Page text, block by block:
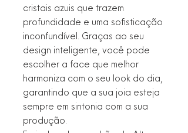
cristais azuis que trazem
profundidade e uma sofisticação
inconfundível. Graças ao seu
design inteligente, você pode
escolher a face que melhor
harmoniza com o seu look do dia,
garantindo que a sua joia esteja
sempre em sintonia com a sua
produção.